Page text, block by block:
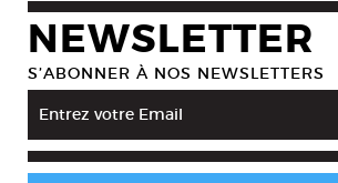
NEWSLETTER
S’ABONNER À NOS NEWSLETTERS